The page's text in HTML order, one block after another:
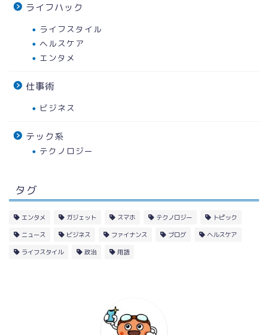
ライフハック
ライフスタイル
ヘルスケア
エンタメ
仕事術
ビジネス
テック系
テクノロジー
タグ
エンタメ ガジェット スマホ テクノロジー トピック
ニュース ビジネス ファイナンス ブログ ヘルスケア
ライフスタイル 政治 用語